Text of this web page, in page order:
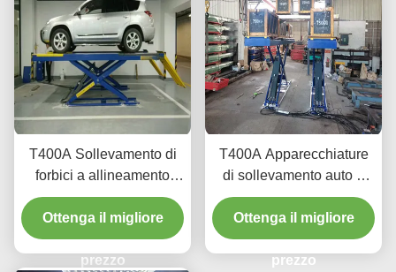
T400A Sollevamento di
forbici a allineamento
durevole 4000 kg con
sollevamento liscio
Ottenga il migliore
prezzo
T400A Apparecchiature
di sollevamento auto a
profilo ultra basso per
allineamento e
manutenzione
Ottenga il migliore
prezzo